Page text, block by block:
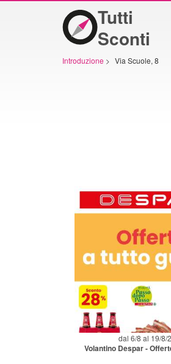
Tutti
Sconti
Introduzione > Via Scuole, 8
dal 6/8 al 19/8/
Volantino Despar -